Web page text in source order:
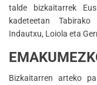
talde bizkaitarrek
kadeteetan
Indautxu, Loiola eta
Bizkaitarren arteko